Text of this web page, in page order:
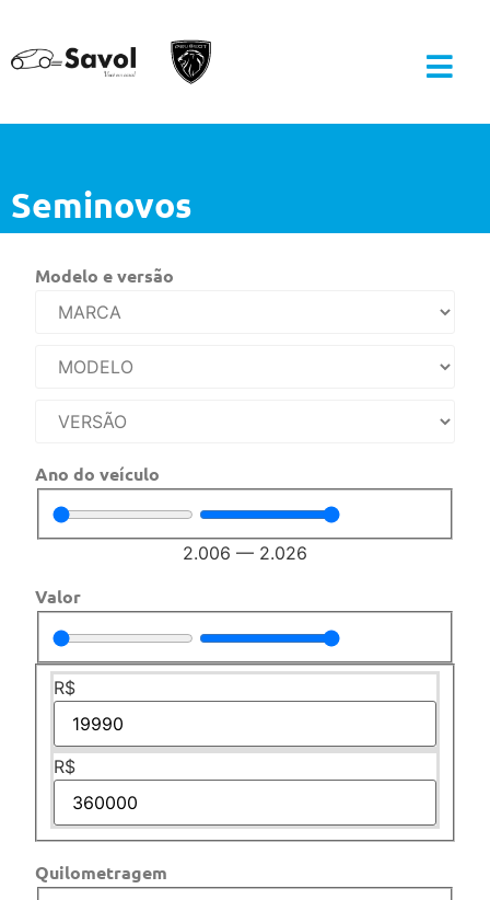
Seminovos
Modelo e versão
Ano do veículo
2.006 — 2.026
Valor
R$
R$
Quilometragem